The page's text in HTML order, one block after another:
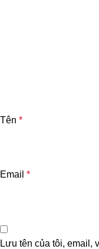
Tên *
Email *
Lưu tên của tôi, email,